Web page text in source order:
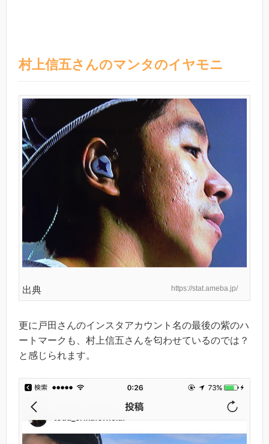
村上信五さんのマンタのイヤモニ
出典 https://stat.ameba.jp/
更に戸田さんのインスタアカウント名の最後の紫のハ
ートマークも、村上信五さんを匂わせているのでは？
と感じられます。